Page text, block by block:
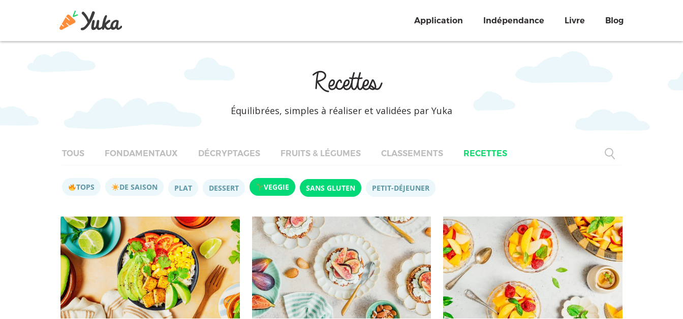
Application Indépendance Livre Blog
Recettes
Équilibrées, simples à réaliser et validées par Yuka
TOUS FONDAMENTAUX DÉCRYPTAGES FRUITS & LÉGUMES CLASSEMENTS RECETTES
TOPS DE SAISON PLAT DESSERT VEGGIE SANS GLUTEN PETIT-DÉJEUNER